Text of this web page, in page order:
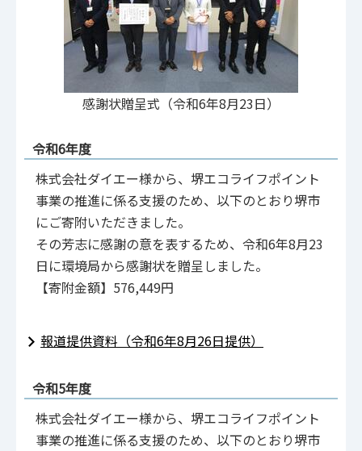
感謝状贈呈式（令和6年8月23日）
令和6年度
株式会社ダイエー様から、堺エコライフポイント
事業の推進に係る支援のため、以下のとおり堺市
にご寄附いただきました。
その芳志に感謝の意を表するため、令和6年8月23
日に環境局から感謝状を贈呈しました。
【寄附金額】576,449円
報道提供資料（令和6年8月26日提供）
令和5年度
株式会社ダイエー様から、堺エコライフポイント
事業の推進に係る支援のため、以下のとおり堺市